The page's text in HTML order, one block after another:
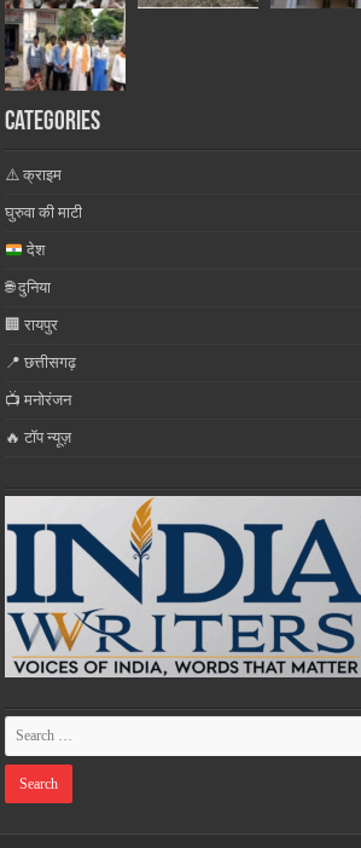
Categories
⚠️ क्राइम
घुरुवा की माटी
देश
🌐 दुनिया
🏢 रायपुर
📍 छत्तीसगढ़
📺 मनोरंजन
🔥 टॉप न्यूज़